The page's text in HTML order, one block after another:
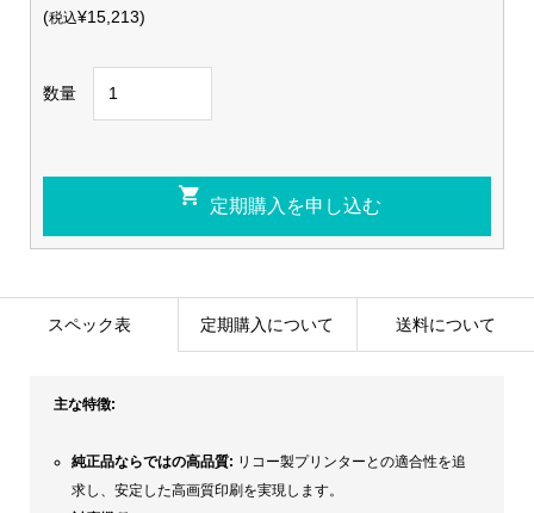
(税込¥15,213)
数量
スペック表 定期購入について 送料について
主な特徴:
純正品ならではの高品質: リコー製プリンターとの適合性を追
求し、安定した高画質印刷を実現します。